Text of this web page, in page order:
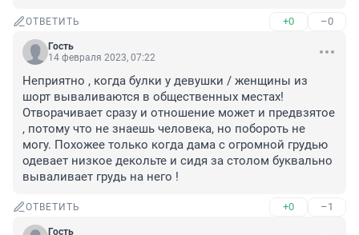
ОТВЕТИТЬ +0 –0
Гость
14 февраля 2023, 07:22
Неприятно , когда булки у девушки / женщины из
шорт вываливаются в общественных местах!
Отворачивает сразу и отношение может и предвзятое
, потому что не знаешь человека, но побороть не
могу. Похожее только когда дама с огромной грудью
одевает низкое декольте и сидя за столом буквально
вываливает грудь на него !
ОТВЕТИТЬ +0 –1
Гость